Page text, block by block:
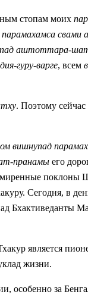
стопам моих
парамахамса
аштоттара-
гуру-варге, всем
. Поэтому
ом вишнупад
пранамы его
Сегодня, в
Бхактиведанты
является
жизни.
особенно за